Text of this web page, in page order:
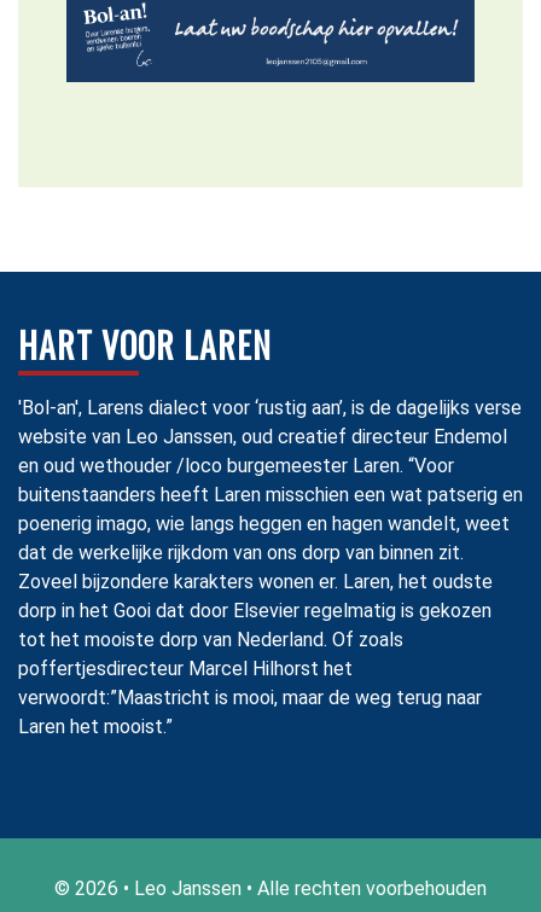
HART VOOR LAREN
'Bol-an', Larens dialect voor ‘rustig aan’, is de dagelijks verse
website van Leo Janssen, oud creatief directeur Endemol
en oud wethouder /loco burgemeester Laren. “Voor
buitenstaanders heeft Laren misschien een wat patserig en
poenerig imago, wie langs heggen en hagen wandelt, weet
dat de werkelijke rijkdom van ons dorp van binnen zit.
Zoveel bijzondere karakters wonen er. Laren, het oudste
dorp in het Gooi dat door Elsevier regelmatig is gekozen
tot het mooiste dorp van Nederland. Of zoals
poffertjesdirecteur Marcel Hilhorst het
verwoordt:”Maastricht is mooi, maar de weg terug naar
Laren het mooist.”
© 2026 • Leo Janssen • Alle rechten voorbehouden